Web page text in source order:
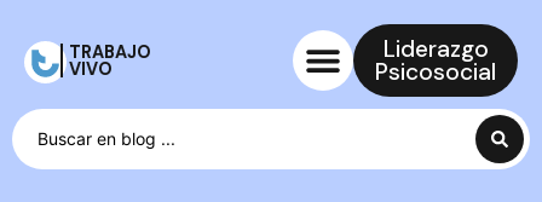
TRABAJO
VIVO
Liderazgo
Psicosocial